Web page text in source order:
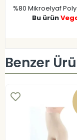
%80 Mikroelyaf
Bu ürün
Benzer